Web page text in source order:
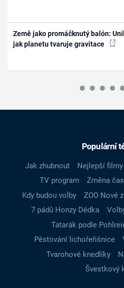
Země jako promáčknutý balón:
jak planetu tvaruje gravitace
Populární
Jak zhubnout Nejlepší filmy
TV program
Změna
Kdy budou volby
ZOO Nové
7 pádů Honzy Dědka
Tatarák podle
Pěstování lichořeřišnice
Tvarohové knedlíky
Švestkový